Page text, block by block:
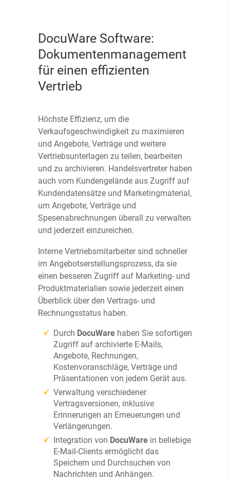
DocuWare Software:
Dokumentenmanagement
für einen effizienten
Vertrieb
Höchste Effizienz, um die
Verkaufsgeschwindigkeit zu maximieren
und Angebote, Verträge und weitere
Vertriebsunterlagen zu teilen, bearbeiten
und zu archivieren. Handelsvertreter haben
auch vom Kundengelände aus Zugriff auf
Kundendatensätze und Marketingmaterial,
um Angebote, Verträge und
Spesenabrechnungen überall zu verwalten
und jederzeit einzureichen.
Interne Vertriebsmitarbeiter sind schneller
im Angebotserstellungsprozess, da sie
einen besseren Zugriff auf Marketing- und
Produktmaterialien sowie jederzeit einen
Überblick über den Vertrags- und
Rechnungsstatus haben.
Durch DocuWare haben Sie sofortigen
Zugriff auf archivierte E-Mails,
Angebote, Rechnungen,
Kostenvoranschläge, Verträge und
Präsentationen von jedem Gerät aus.
Verwaltung verschiedener
Vertragsversionen, inklusive
Erinnerungen an Erneuerungen und
Verlängerungen.
Integration von DocuWare in beliebige
E-Mail-Clients ermöglicht das
Speichern und Durchsuchen von
Nachrichten und Anhängen.